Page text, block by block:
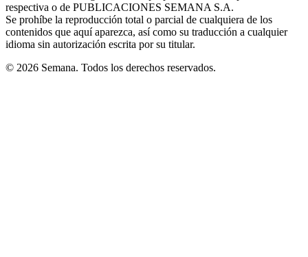
window
respectiva o de PUBLICACIONES SEMANA S.A.
Se prohíbe la reproducción total o parcial de cualquiera de los
contenidos que aquí aparezca, así como su traducción a cualquier
idioma sin autorización escrita por su titular.
© 2026 Semana. Todos los derechos reservados.